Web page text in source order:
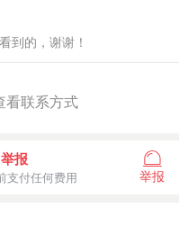
到的，谢谢！
看联系方式
报
支付任何费用 举报